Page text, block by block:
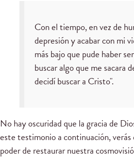
Con el tiempo, en vez de
depresión y acabar con mi
más bajo que pude haber
buscar algo que me sacara
decidí buscar a Cristo".
No hay oscuridad que la gracia de
este testimonio a continuación,
poder de restaurar nuestra